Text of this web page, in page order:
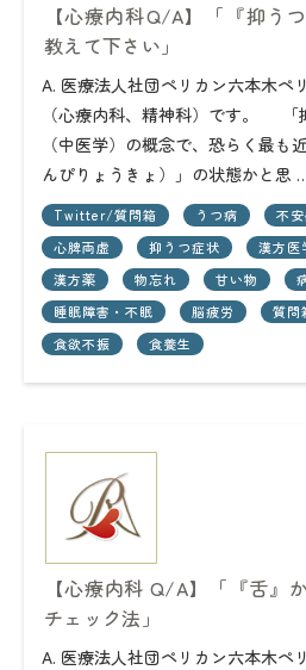
【心療内科Q/A】「『抑う
教えて下さい」
A. 医療法人社団ペリカン六本木ペ
（心療内科、精神科）です。 「
（中医学）の概念で、恐らく最も
んぴりょうきょ）」の状態かと思
Twitter/質問箱 うつ病 不
心脾両虚
抑うつ症状 漢方医
漢方薬
物忘れ 甘い物
睡眠障害・不眠
脳疲労 質問
食欲不振
食養生
【心療内科 Q/A】「『舌』
チェック法」
A. 医療法人社団ペリカン六本木ペ